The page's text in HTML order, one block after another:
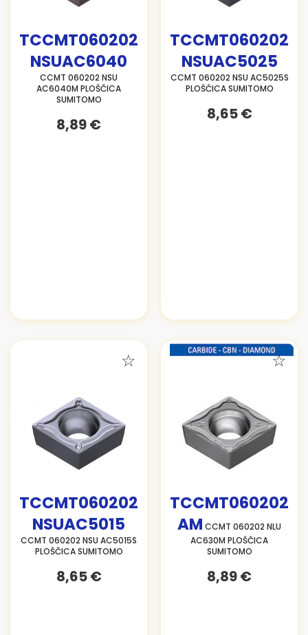
TCCMT060202
NSUAC6040
CCMT 060202 NSU
AC6040M PLOŠČICA
SUMITOMO
8,89 €
TCCMT060202
NSUAC5025
CCMT 060202 NSU AC5025S
PLOŠČICA SUMITOMO
8,65 €
TCCMT060202
NSUAC5015
CCMT 060202 NSU AC5015S
PLOŠČICA SUMITOMO
8,65 €
TCCMT060202
AM CCMT 060202 NLU
AC630M PLOŠČICA
SUMITOMO
8,89 €